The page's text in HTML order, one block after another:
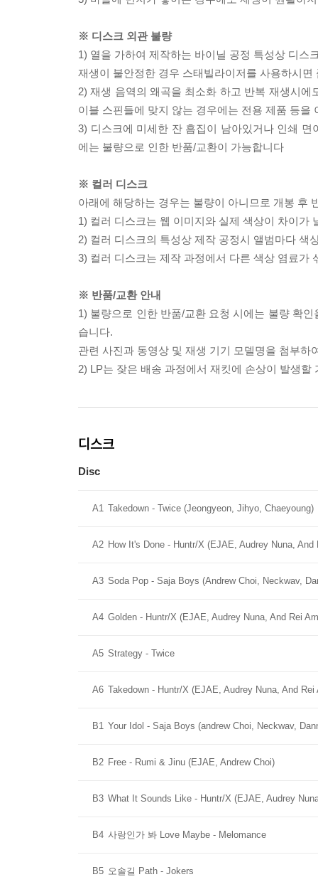
※ 디스크 외관 불량
1) 열을 가하여 제작하는 바이닐 공정 특성상 디스
재생이 불안정한 경우 스태빌라이저를 사용하시
2) 재생 음역의 왜곡을 최소화 하고 반복 재생시
이블 스핀들에 맞지 않는 경우에는 전용 제품 등
3) 디스크에 미세한 잔 흠집이 남아있거나 인쇄
에는 불량으로 인한 반품/교환이 가능합니다
※ 컬러 디스크
아래에 해당하는 경우는 불량이 아니므로 개봉 후
1) 컬러 디스크는 웹 이미지와 실제 색상이 차이가
2) 컬러 디스크의 특성상 제작 공정시 앨범마다 색
3) 컬러 디스크는 제작 과정에서 다른 색상 염료가
※ 반품/교환 안내
1) 불량으로 인한 반품/교환 요청 시에는 불량 확
습니다.
관련 사진과 동영상 및 재생 기기 모델명을 첨부하
2) LP는 잦은 배송 과정에서 재킷에 손상이 발생
디스크
Disc
A1 Takedown - Twice (Jeongyeon, Jihyo, Chaeyoung)
A2 How It's Done - Huntr/X (EJAE, Audrey Nuna, And
A3 Soda Pop - Saja Boys (Andrew Choi, Neckwav,
A4 Golden - Huntr/X (EJAE, Audrey Nuna, And Rei
A5 Strategy - Twice
A6 Takedown - Huntr/X (EJAE, Audrey Nuna, And Rei
B1 Your Idol - Saja Boys (andrew Choi, Neckwav,
B2 Free - Rumi & Jinu (EJAE, Andrew Choi)
B3 What It Sounds Like - Huntr/X (EJAE, Audrey
B4 사랑인가 봐 Love Maybe - Melomance
B5 오솔길 Path - Jokers